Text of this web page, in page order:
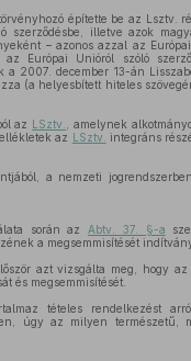
építette be az Lsztv.
szerződésbe, illetve azok
– azonos azzal az
Európai Unióról szóló
2007. december 13-án
(a helyesbített hiteles
az LSztv.
, amelynek
az LSztv.
integráns
a nemzeti
során az Abtv. 37. §-a
a megsemmisítését
azt vizsgálta meg, hogy
és megsemmisítését.
tételes rendelkezést
úgy az milyen